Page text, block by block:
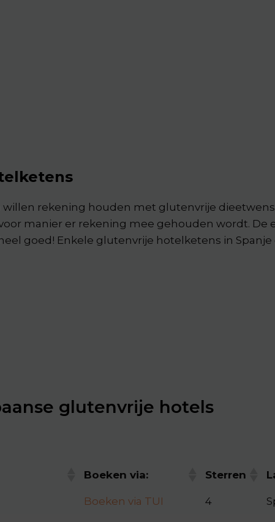
rekening houden met glutenvrije
manier er rekening mee gehouden wordt. De
goed! Enkele glutenvrije hotelketens in Spanje
glutenvrije hotels
Boeken via: Sterren
Boeken via TUI 4